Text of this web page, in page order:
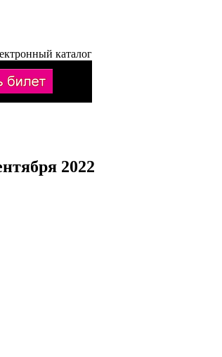
каталог
2022